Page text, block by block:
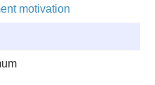
motivation